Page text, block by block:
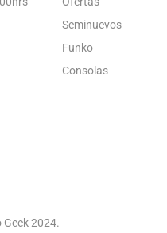
Seminuevos
Funko
Consolas
2024.